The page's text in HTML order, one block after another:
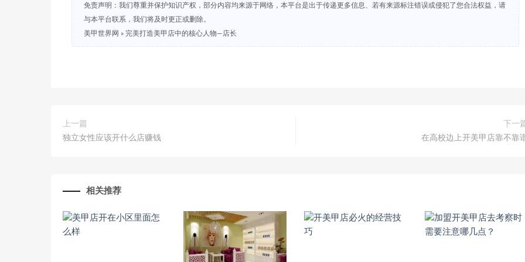
免责声明：我们尊重并保护知识产权，部分内容均来源于网络，本平台是出于传递更多信息、若有来源标注错误或侵犯了您合法权益，请
与本平台联系，我们将及时更正或删除。
美甲世界网 » 完美打造美甲店中的核心人物—店长
上一篇
独立女性应该开什么店赚钱
下一
在高校边上开美甲店靠不靠
相关推荐